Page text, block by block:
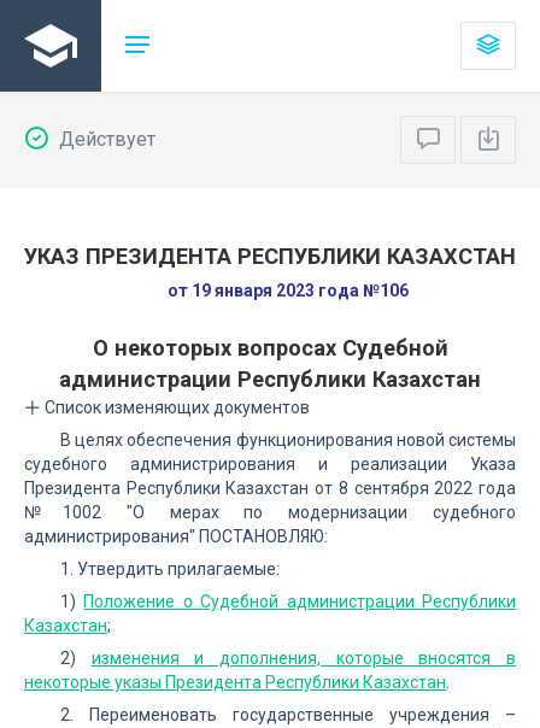
Действует
УКАЗ ПРЕЗИДЕНТА РЕСПУБЛИКИ КАЗАХСТАН
от 19 января 2023 года №106
О некоторых вопросах Судебной
администрации Республики Казахстан
Список изменяющих документов
В целях обеспечения функционирования новой системы
судебного администрирования и реализации Указа
Президента Республики Казахстан от 8 сентября 2022 года
№1002 "О мерах по модернизации судебного
администрирования" ПОСТАНОВЛЯЮ:
1. Утвердить прилагаемые:
1) Положение о Судебной администрации Республики
Казахстан;
2) изменения и дополнения, которые вносятся в
некоторые указы Президента Республики Казахстан
2. Переименовать государственные учреждения –